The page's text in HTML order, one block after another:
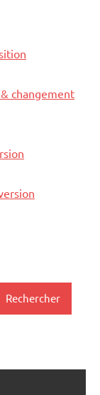
changement
Rechercher